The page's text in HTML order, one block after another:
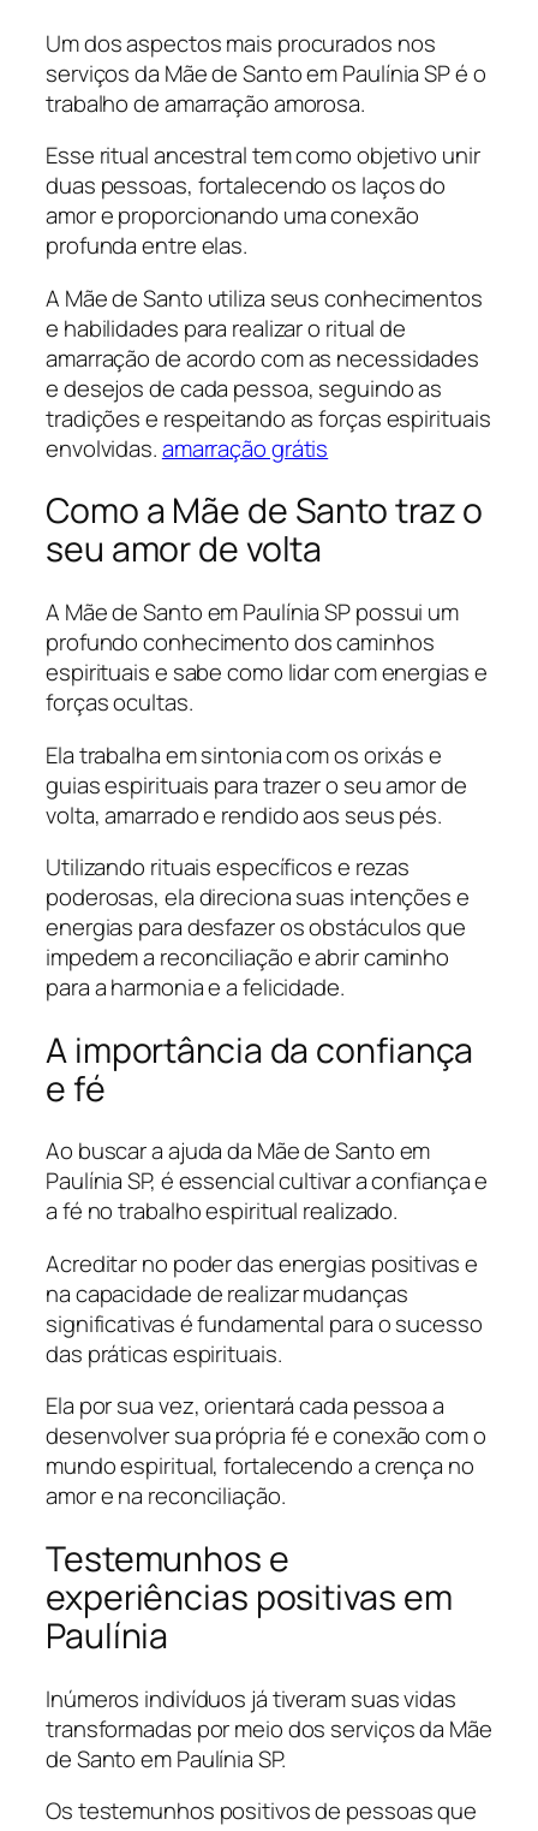
Um dos aspectos mais procurados nos
serviços da Mãe de Santo em Paulínia SP é o
trabalho de amarração amorosa.
Esse ritual ancestral tem como objetivo unir
duas pessoas, fortalecendo os laços do
amor e proporcionando uma conexão
profunda entre elas.
A Mãe de Santo utiliza seus conhecimentos
e habilidades para realizar o ritual de
amarração de acordo com as necessidades
e desejos de cada pessoa, seguindo as
tradições e respeitando as forças espirituais
envolvidas.amarração grátis
Como a Mãe de Santo traz o
seu amor de volta
A Mãe de Santo em Paulínia SP possui um
profundo conhecimento dos caminhos
espirituais e sabe como lidar com energias e
forças ocultas.
Ela trabalha em sintonia com os orixás e
guias espirituais para trazer o seu amor de
volta, amarrado e rendido aos seus pés.
Utilizando rituais específicos e rezas
poderosas, ela direciona suas intenções e
energias para desfazer os obstáculos que
impedem a reconciliação e abrir caminho
para a harmonia e a felicidade.
A importância da confiança
e fé
Ao buscar a ajuda da Mãe de Santo em
Paulínia SP, é essencial cultivar a confiança e
a fé no trabalho espiritual realizado.
Acreditar no poder das energias positivas e
na capacidade de realizar mudanças
significativas é fundamental para o sucesso
das práticas espirituais.
Ela por sua vez, orientará cada pessoa a
desenvolver sua própria fé e conexão com o
mundo espiritual, fortalecendo a crença no
amor e na reconciliação.
Testemunhos e
experiências positivas em
Paulínia
Inúmeros indivíduos já tiveram suas vidas
transformadas por meio dos serviços da Mãe
de Santo em Paulínia SP.
Os testemunhos positivos de pessoas que